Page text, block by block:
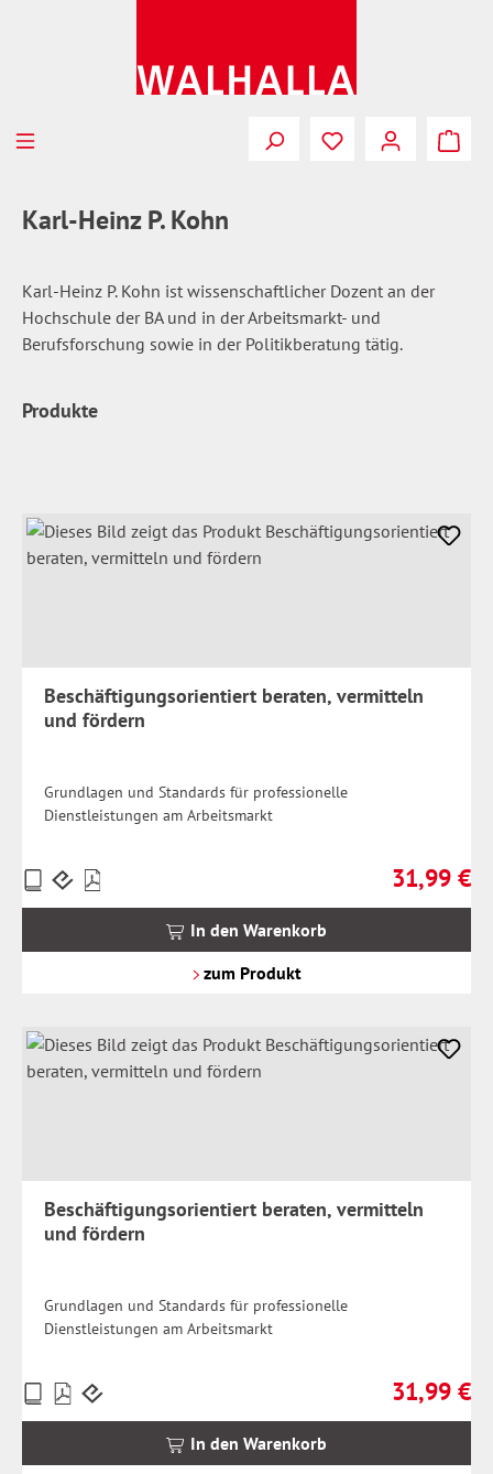
Du hast 0
Karl-Heinz P. Kohn
Karl-Heinz P. Kohn ist wissenschaftlicher Dozent an der
Hochschule der BA und in der Arbeitsmarkt- und
Berufsforschung sowie in der Politikberatung tätig.
Produkte
Beschäftigungsorientiert beraten, vermitteln
und fördern
Grundlagen und Standards für professionelle
Dienstleistungen am Arbeitsmarkt
Regulärer
31,99 €
Preise
inkl.
In den Warenkorb
zum Produkt
Beschäftigungsorientiert beraten, vermitteln
und fördern
Grundlagen und Standards für professionelle
Dienstleistungen am Arbeitsmarkt
Regulärer
31,99 €
Preise
inkl.
In den Warenkorb